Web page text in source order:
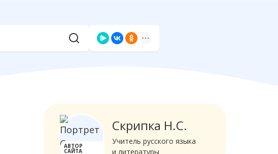
АВТОР
САЙТА
Скрипка Н.С.
Учитель русского языка
и литературы